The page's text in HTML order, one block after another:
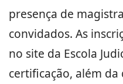
presença de
convidados. As
no site da Escola
certificação, além